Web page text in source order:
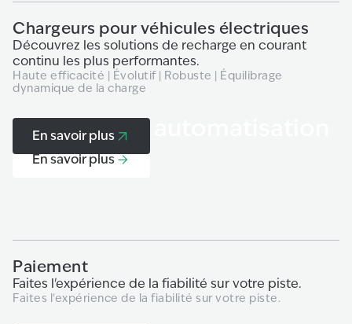
Chargeurs pour véhicules électriques
Découvrez les solutions de recharge en courant
continu les plus performantes.
Haute efficacité | Évolutif | Robuste | Équilibrage
dynamique de la charge
En savoir plus
Paiement et automatisation
En savoir plus
Paiement
Faites l'expérience de la fiabilité sur votre piste.
Faites l'expérience de la fiabilité sur votre piste.